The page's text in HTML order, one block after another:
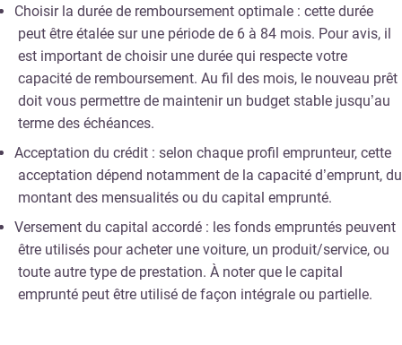
Choisir la durée de remboursement optimale : cette durée
peut être étalée sur une période de 6 à 84 mois. Pour avis, il
est important de choisir une durée qui respecte votre
capacité de remboursement. Au fil des mois, le nouveau prêt
doit vous permettre de maintenir un budget stable jusqu’au
terme des échéances.
Acceptation du crédit : selon chaque profil emprunteur, cette
acceptation dépend notamment de la capacité d’emprunt, du
montant des mensualités ou du capital emprunté.
Versement du capital accordé : les fonds empruntés peuvent
être utilisés pour acheter une voiture, un produit/service, ou
toute autre type de prestation. À noter que le capital
emprunté peut être utilisé de façon intégrale ou partielle.